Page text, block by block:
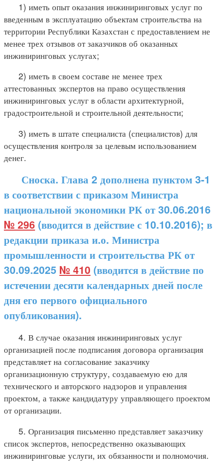
1) иметь опыт оказания инжиниринговых услуг по
введенным в эксплуатацию объектам строительства на
территории Республики Казахстан с предоставлением не
менее трех отзывов от заказчиков об оказанных
инжиниринговых услугах;
2) иметь в своем составе не менее трех
аттестованных экспертов на право осуществления
инжиниринговых услуг в области архитектурной,
градостроительной и строительной деятельности;
3) иметь в штате специалиста (специалистов) для
осуществления контроля за целевым использованием
денег.
Сноска. Глава 2 дополнена пунктом 3-1
в соответствии с приказом Министра
национальной экономики РК от 30.06.2016
№ 296 (вводится в действие с 10.10.2016); в
редакции приказа и.о. Министра
промышленности и строительства РК от
30.09.2025 № 410 (вводится в действие по
истечении десяти календарных дней после
дня его первого официального
опубликования).
4. В случае оказания инжиниринговых услуг
организацией после подписания договора организация
представляет на согласование заказчику
организационную структуру, создаваемую ею для
технического и авторского надзоров и управления
проектом, а также кандидатуру управляющего проектом
от организации.
5. Организация письменно представляет заказчику
список экспертов, непосредственно оказывающих
инжиниринговые услуги, их обязанности и полномочия.